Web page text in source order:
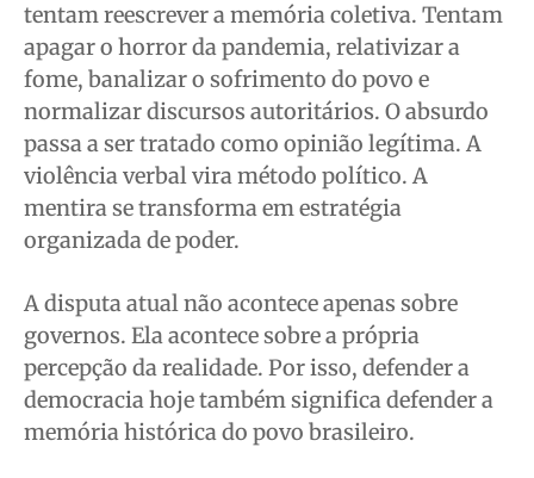
tentam reescrever a memória coletiva. Tentam
apagar o horror da pandemia, relativizar a
fome, banalizar o sofrimento do povo e
normalizar discursos autoritários. O absurdo
passa a ser tratado como opinião legítima. A
violência verbal vira método político. A
mentira se transforma em estratégia
organizada de poder.
A disputa atual não acontece apenas sobre
governos. Ela acontece sobre a própria
percepção da realidade. Por isso, defender a
democracia hoje também significa defender a
memória histórica do povo brasileiro.